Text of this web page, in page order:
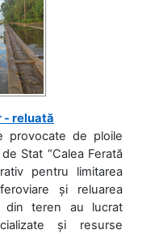
- reluată
provocate de ploile
Stat “Calea Ferată
pentru limitarea
și reluarea
din teren au lucrat
și resurse